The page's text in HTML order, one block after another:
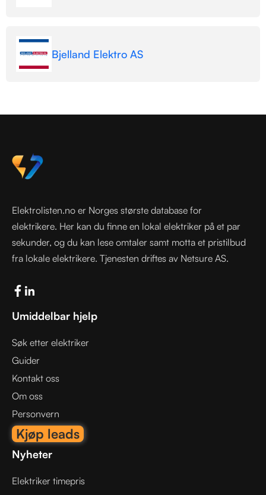
Bjelland Elektro AS
Elektrolisten.no er Norges største database for
elektrikere. Her kan du finne en lokal elektriker på et par
sekunder, og du kan lese omtaler samt motta et pristilbud
fra lokale elektrikere. Tjenesten driftes av Netsure AS.
Umiddelbar hjelp
Søk etter elektriker
Guider
Kontakt oss
Om oss
Personvern
Kjøp leads
Nyheter
Elektriker timepris